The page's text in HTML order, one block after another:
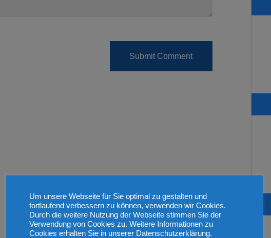
Um unsere Webseite für Sie optimal zu gestalten und
fortlaufend verbessern zu können, verwenden wir Cookies.
Durch die weitere Nutzung der Webseite stimmen Sie der
Verwendung von Cookies zu. Weitere Informationen zu
Cookies erhalten Sie in unserer Datenschutzerklärung.